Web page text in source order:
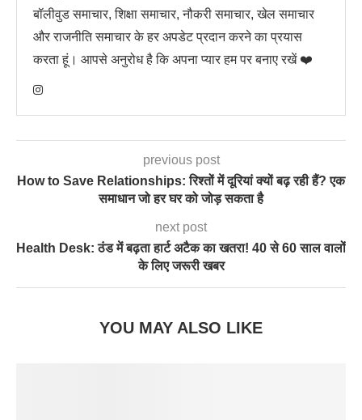
बॉलीवुड समाचार, शिक्षा समाचार, नौकरी समाचार, खेल समाचार
और राजनीति समाचार के हर अपडेट प्रदान करने का प्रयास
करता हूं। आपसे अनुरोध है कि अपना प्यार हम पर बनाए रखें ❤️
previous post
How to Save Relationships: रिश्तों में दूरियां क्यों बढ़ रही हैं? एक
समाधान जो हर घर को जोड़ सकता है
next post
Health Desk: ठंड में बढ़ता हार्ट अटैक का खतरा! 40 से 60 साल वालों
के लिए जरूरी खबर
YOU MAY ALSO LIKE